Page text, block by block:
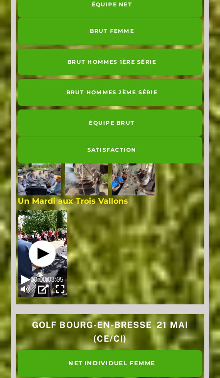
ÉQUIPE NET
BRUT FEMME
BRUT HOMMES 1ÈRE SÉRIE
BRUT HOMMES 2ÈME SÉRIE
ÉQUIPE BRUT
SATISFACTION
Un Mardi aux Trois Vallons
GOLF BOURG-EN-BRESSE 21 MAI
(CE/CI)
NET INDIVIDUEL FEMME